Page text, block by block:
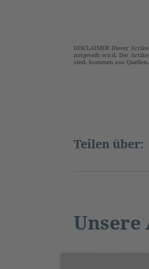
DISCLAIMER Dieser
mitgeteilt wird. Der
sind, kommen aus
Teilen über:
Unsere